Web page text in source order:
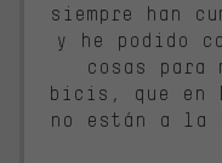
siempre han
y he podido
cosas para
bicis, que en
no están a la